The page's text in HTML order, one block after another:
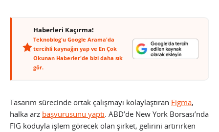
Haberleri Kaçırma!
Teknoblog'u Google Arama'da
tercihli kaynağın yap ve En Çok
Okunan Haberler'de bizi daha sık
gör.
Tasarım sürecinde ortak çalışmayı kolaylaştıran Figma,
halka arz başvurusunu yaptı. ABD’de New York Borsası’nda
FIG koduyla işlem görecek olan şirket, gelirini artırırken